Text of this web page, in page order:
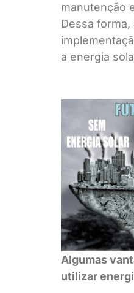
manutenção
Dessa forma,
a energia
Algumas
utilizar